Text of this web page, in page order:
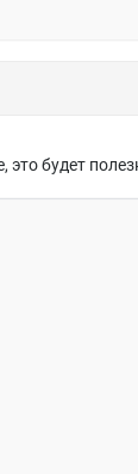
будет